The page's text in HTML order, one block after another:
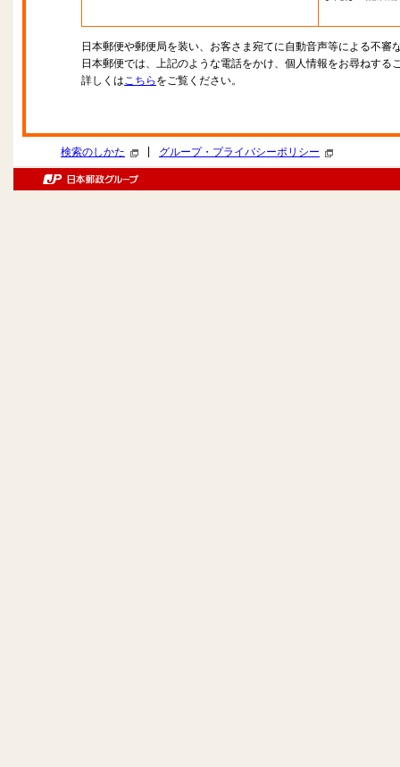
日本郵便や郵便局を装い、お客さま宛てに自動音声等による不審
日本郵便では、上記のような電話をかけ、個人情報をお尋ねする
詳しくはこちら をご覧ください。
検索のしかた グループ・プライバシーポリシー